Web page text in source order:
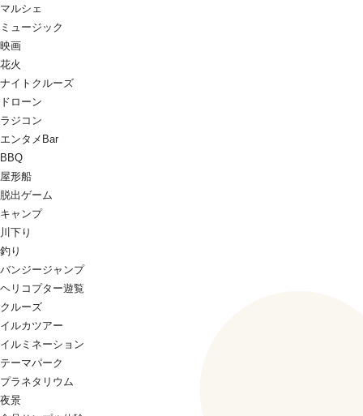
マルシェ
ミュージック
映画
花火
ナイトクルーズ
ドローン
ラジコン
エンタメBar
BBQ
屋形船
脱出ゲーム
キャンプ
川下り
釣り
バンジージャンプ
ヘリコプター遊覧
クルーズ
イルカツアー
イルミネーション
テーマパーク
プラネタリウム
夜景